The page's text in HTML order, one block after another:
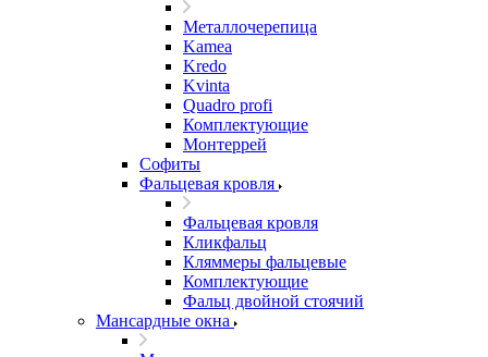
Металлочерепица
Kamea
Kredo
Kvinta
Quadro profi
Комплектующие
Монтеррей
Софиты
Фальцевая кровля
Фальцевая кровля
Кликфальц
Кляммеры фальцевые
Комплектующие
Фальц двойной стоячий
Мансардные окна